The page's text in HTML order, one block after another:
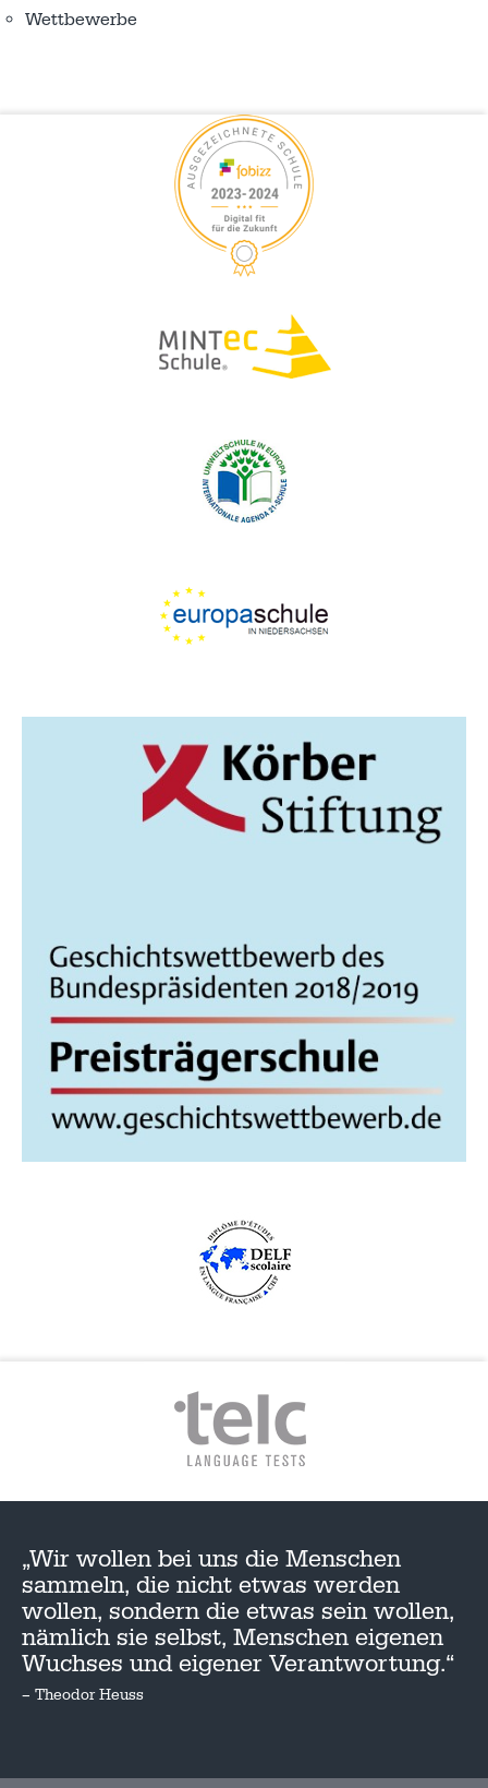
Wettbewerbe
„Wir wollen bei uns die Menschen
sammeln, die nicht etwas werden
wollen, sondern die etwas sein wollen,
nämlich sie selbst, Menschen eigenen
Wuchses und eigener Verantwortung.“
– Theodor Heuss